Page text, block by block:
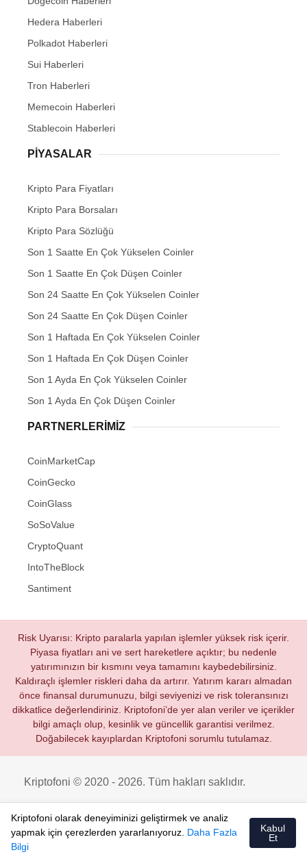
Hedera Haberleri
Polkadot Haberleri
Sui Haberleri
Tron Haberleri
Memecoin Haberleri
Stablecoin Haberleri
PIYASALAR
Kripto Para Fiyatları
Kripto Para Borsaları
Kripto Para Sözlüğü
Son 1 Saatte En Çok Yükselen Coinler
Son 1 Saatte En Çok Düşen Coinler
Son 24 Saatte En Çok Yükselen Coinler
Son 24 Saatte En Çok Düşen Coinler
Son 1 Haftada En Çok Yükselen Coinler
Son 1 Haftada En Çok Düşen Coinler
Son 1 Ayda En Çok Yükselen Coinler
Son 1 Ayda En Çok Düşen Coinler
PARTNERLERIMIZ
CoinMarketCap
CoinGecko
CoinGlass
SoSoValue
CryptoQuant
IntoTheBlock
Santiment
Risk Uyarısı: Kripto paralarla yapılan işlemler yüksek risk içerir.
Piyasa fiyatları ani ve sert hareketlere açıktır; bu nedenle
yatırımınızın bir kısmını veya tamamını kaybedebilirsiniz.
Kaldıraçlı işlemler riskleri daha da artırır. Yatırım kararı almadan
önce finansal durumunuzu, bilgi seviyenizi ve risk toleransınızı
dikkatlice değerlendiriniz. Kriptofoni’de yer alan veriler ve içerikler
bilgi amaçlı olup, kesinlik ve güncellik garantisi verilmez.
Doğabilecek kayıplardan Kriptofoni sorumlu tutulamaz.
Kriptofoni © 2020 - 2026. Tüm hakları saklıdır.
Kriptofoni olarak deneyiminizi geliştirmek ve analiz
yapmak için çerezlerden yararlanıyoruz. Daha Fazla
Bilgi
Kabul
Et